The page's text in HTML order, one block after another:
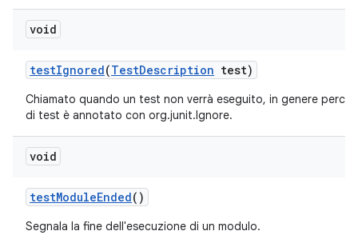
void
testIgnored(TestDescription test)
Chiamato quando un test non verrà eseguito, in genere
di test è annotato con org.junit.Ignore.
void
testModuleEnded()
Segnala la fine dell'esecuzione di un modulo.